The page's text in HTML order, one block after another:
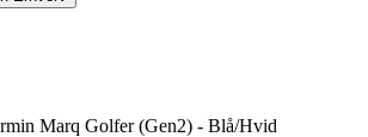
Marq Golfer (Gen2) - Blå/Hvid